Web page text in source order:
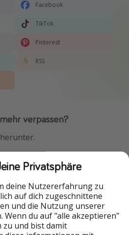
Facebook
TikTok
Pinterest
RSS
verpassen?
HolidayPirates Group
HolidayPirates
WakacyjniPiraci
Privatsphäre
deine Nutzererfahrung zu
auf dich zugeschnittene
und die Nutzung unserer
Wenn du auf "alle akzeptieren"
zu und bist damit